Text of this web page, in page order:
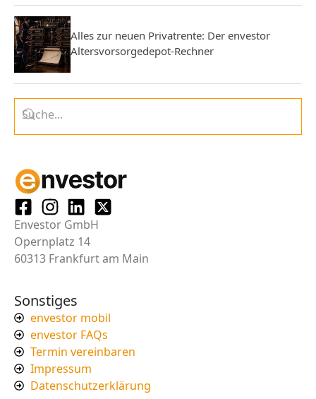
Alles zur neuen Privatrente: Der envestor
Altersvorsorgedepot-Rechner
Envestor GmbH
Opernplatz 14
60313 Frankfurt am Main
Sonstiges
envestor mobil
envestor FAQs
Termin vereinbaren
Impressum
Datenschutzerklärung